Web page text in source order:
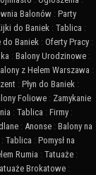
Balonów : Party
do Baniek : Tablica :
do Baniek : Oferty Pracy :
: Balony Urodzinowe :
z Helem Warszawa :
: Płyn do Baniek :
Foliowe : Zamykanie
: Tablica : Firmy :
: Anonse : Balony na
: Tablica : Pomysł na
Rumia : Tatuaże :
Brokatowe :